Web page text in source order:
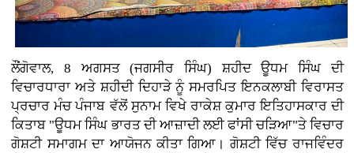
ਲੌਂਗੋਵਾਲ, 8 ਅਗਸਤ (ਜਗਸੀਰ ਸਿੰਘ) ਸ਼ਹੀਦ ਊਧਮ ਸਿੰਘ ਦੀ
ਵਿਚਾਰਧਾਰਾ ਅਤੇ ਸ਼ਹੀਦੀ ਦਿਹਾੜੇ ਨੂੰ ਸਮਰਪਿਤ ਇਨਕਲਾਬੀ ਵਿਰਾਸਤ
ਪ੍ਰਚਾਰ ਮੰਚ ਪੰਜਾਬ ਵੱਲੋਂ ਸੁਨਾਮ ਵਿਖੇ ਰਾਕੇਸ਼ ਕੁਮਾਰ ਇਤਿਹਾਸਕਾਰ ਦੀ
ਕਿਤਾਬ "ਊਧਮ ਸਿੰਘ ਭਾਰਤ ਦੀ ਆਜ਼ਾਦੀ ਲਈ ਫਾਂਸੀ ਚੜਿਆ"ਤੇ ਵਿਚਾਰ
ਗੋਸ਼ਟੀ ਸਮਾਗਮ ਦਾ ਆਯੋਜਨ ਕੀਤਾ ਗਿਆ। ਗੋਸ਼ਟੀ ਵਿੱਚ ਰਾਜਵਿੰਦਰ